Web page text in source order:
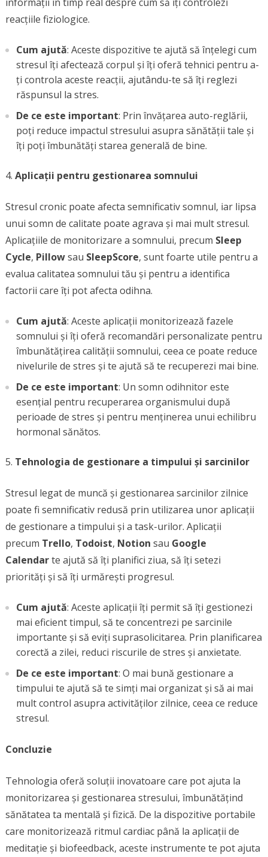
reacțiile fiziologice.
Cum ajută: Aceste dispozitive te ajută să înțelegi cum
stresul îți afectează corpul și îți oferă tehnici pentru a-
ți controla aceste reacții, ajutându-te să îți reglezi
răspunsul la stres.
De ce este important: Prin învățarea auto-reglării,
poți reduce impactul stresului asupra sănătății tale și
îți poți îmbunătăți starea generală de bine.
Aplicații pentru gestionarea somnului
Stresul cronic poate afecta semnificativ somnul, iar lipsa
unui somn de calitate poate agrava și mai mult stresul.
Aplicațiile de monitorizare a somnului, precum Sleep
Cycle, Pillowsau SleepScore, sunt foarte utile pentru a
evalua calitatea somnului tău și pentru a identifica
factorii care îți pot afecta odihna.
Cum ajută: Aceste aplicații monitorizează fazele
somnului și îți oferă recomandări personalizate pentru
îmbunătățirea calității somnului, ceea ce poate reduce
nivelurile de stres și te ajută să te recuperezi mai bine.
De ce este important: Un somn odihnitor este
esențial pentru recuperarea organismului după
perioade de stres și pentru menținerea unui echilibru
hormonal sănătos.
Tehnologia de gestionare a timpului și sarcinilor
Stresul legat de muncă și gestionarea sarcinilor zilnice
poate fi semnificativ redusă prin utilizarea unor aplicații
de gestionare a timpului și a task-urilor. Aplicații
precum Trello, Todoist, Notion sau Google
Calendarte ajută să îți planifici ziua, să îți setezi
priorități și să îți urmărești progresul.
Cum ajută: Aceste aplicații îți permit să îți gestionezi
mai eficient timpul, să te concentrezi pe sarcinile
importante și să eviți suprasolicitarea. Prin planificarea
corectă a zilei, reduci riscurile de stres și anxietate.
De ce este important: O mai bună gestionare a
timpului te ajută să te simți mai organizat și să ai mai
mult control asupra activităților zilnice, ceea ce reduce
stresul.
Concluzie
Tehnologia oferă soluții inovatoare care pot ajuta la
monitorizarea și gestionarea stresului, îmbunătățind
sănătatea ta mentală și fizică. De la dispozitive portabile
care monitorizează ritmul cardiac până la aplicații de
meditație și biofeedback, aceste instrumente te pot ajuta